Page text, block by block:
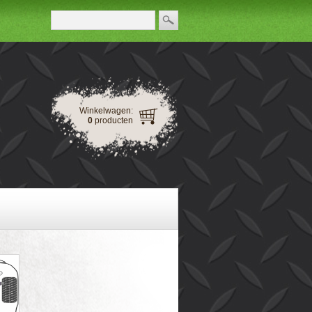
Winkelwagen:
0 producten